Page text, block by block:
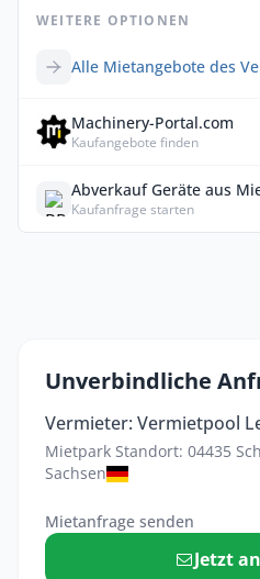
WEITERE OPTIONEN
Alle Mietangebote des
Machinery-Portal.com
Kaufangebote finden
Abverkauf Geräte aus
Kaufanfrage starten
Unverbindliche
Vermieter: Vermietpool
Mietpark Standort: 04435
Sachsen
Mietanfrage senden
Jetzt